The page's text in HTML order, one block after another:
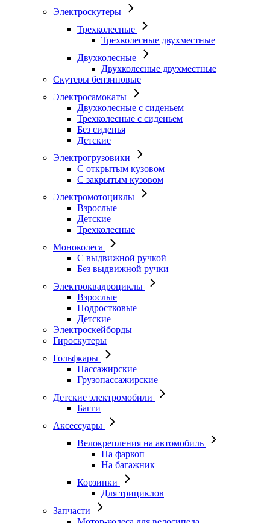
Электроскутеры
Трехколесные
Трехколесные двухместные
Двухколесные
Двухколесные двухместные
Скутеры бензиновые
Электросамокаты
Двухколесные с сиденьем
Трехколесные с сиденьем
Без сиденья
Детские
Электрогрузовики
С открытым кузовом
С закрытым кузовом
Электромотоциклы
Взрослые
Детские
Трехколесные
Моноколеса
С выдвижной ручкой
Без выдвижной ручки
Электроквадроциклы
Взрослые
Подростковые
Детские
Электроскейборды
Гироскутеры
Гольфкары
Пассажирские
Грузопассажирские
Детские электромобили
Багги
Аксессуары
Велокрепления на автомобиль
На фаркоп
На багажник
Корзинки
Для трициклов
Запчасти